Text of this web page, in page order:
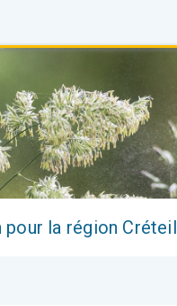
la région Créteil